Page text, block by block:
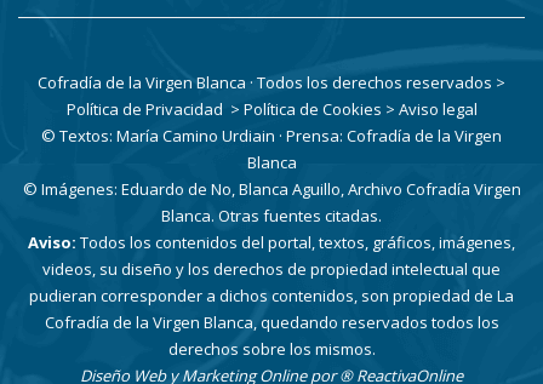
Cofradía de la Virgen Blanca · Todos los derechos reservados >
Política de Privacidad > Política de Cookies > Aviso legal
© Textos: María Camino Urdiain · Prensa: Cofradía de la Virgen
Blanca
© Imágenes: Eduardo de No, Blanca Aguillo, Archivo Cofradía Virgen
Blanca. Otras fuentes citadas.
Aviso: Todos los contenidos del portal, textos, gráficos, imágenes,
videos, su diseño y los derechos de propiedad intelectual que
pudieran corresponder a dichos contenidos, son propiedad de La
Cofradía de la Virgen Blanca, quedando reservados todos los
derechos sobre los mismos.
Diseño Web y Marketing Online por® ReactivaOnline